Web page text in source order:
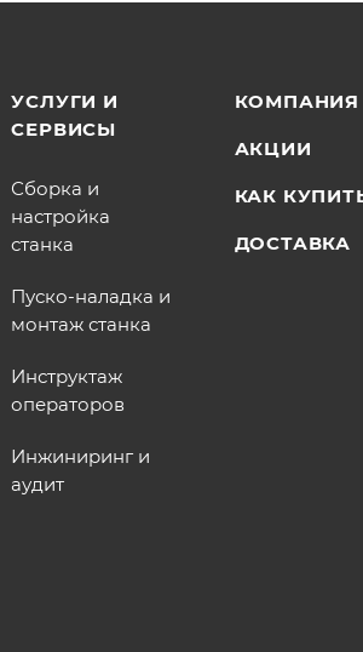
УСЛУГИ И
СЕРВИСЫ
Сборка и
настройка
станка
Пуско-наладка и
монтаж станка
Инструктаж
операторов
Инжиниринг и
аудит
КОМПАНИЯ
АКЦИИ
КАК
ДОСТАВКА